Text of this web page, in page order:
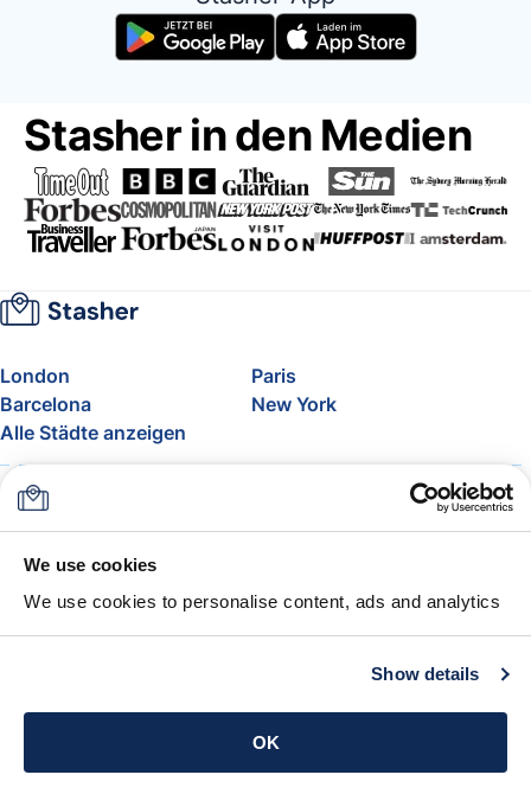
We use cookies
We use cookies to personalise content, ads and analytics
Show details
OK
Stasher in den Medien
London
Paris
Barcelona
New York
Alle Städte anzeigen
Über uns
FAQ
Support
Blog
Freigepäck bei Airlines
Die Stasher-Garantie
AGB
App holen